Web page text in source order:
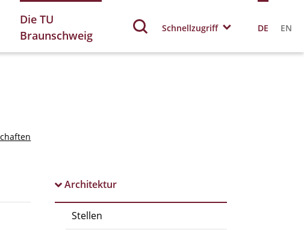
Die TU
Braunschweig
Schnellzugriff DE EN
Architektur
Stellen